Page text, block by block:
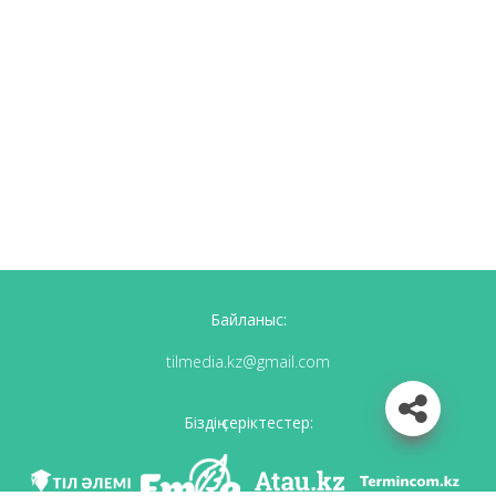
Байланыс:
tilmedia.kz@gmail.com
Біздің серіктестер: